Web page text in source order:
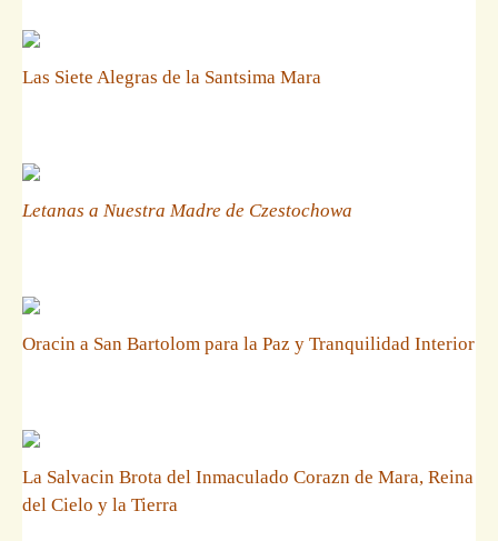
Las Siete Alegras de la Santsima Mara
Letanas a Nuestra Madre de Czestochowa
Oracin a San Bartolom para la Paz y Tranquilidad Interior
La Salvacin Brota del Inmaculado Corazn de Mara, Reina
del Cielo y la Tierra